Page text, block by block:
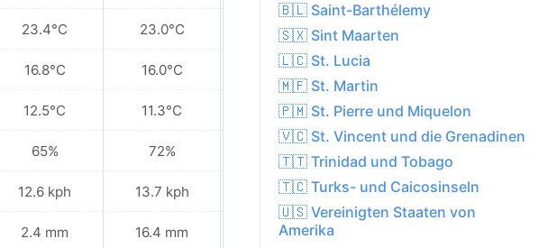
23.4°C
16.8°C
12.5°C
65%
12.6 kph
2.4 mm
23.0°C
16.0°C
11.3°C
72%
13.7 kph
16.4 mm
22.0°C
16.3°C
13.3°C
76%
11.9 kph
9.6 mm
🇧🇱 Saint-Barthélemy
🇸🇽 Sint Maarten
🇱🇨 St. Lucia
🇲🇫 St. Martin
🇵🇲 St. Pierre und Miquelon
🇻🇨 St. Vincent und die Grenadinen
🇹🇹 Trinidad und Tobago
🇹🇨 Turks- und Caicosinseln
🇺🇸 Vereinigten Staaten von
Amerika